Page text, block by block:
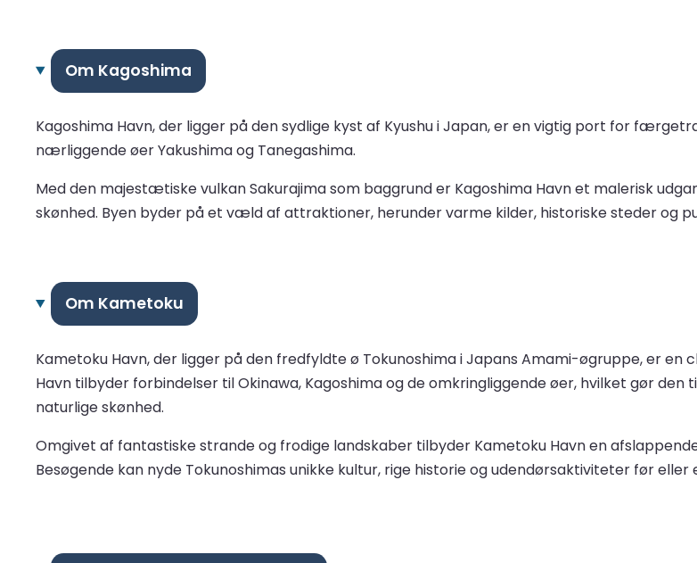
Om Kagoshima
Kagoshima Havn, der ligger på den sydlige kyst af Kyushu i Japan, er en vigtig port for
nærliggende øer Yakushima og Tanegashima.
Med den majestætiske vulkan Sakurajima som baggrund er Kagoshima Havn et malerisk
skønhed. Byen byder på et væld af attraktioner, herunder varme kilder, historiske steder og
Om Kametoku
Kametoku Havn, der ligger på den fredfyldte ø Tokunoshima i Japans Amami-øgruppe, er
Havn tilbyder forbindelser til Okinawa, Kagoshima og de omkringliggende øer, hvilket gør
naturlige skønhed.
Omgivet af fantastiske strande og frodige landskaber tilbyder Kametoku Havn en
Besøgende kan nyde Tokunoshimas unikke kultur, rige historie og udendørsaktiviteter før eller